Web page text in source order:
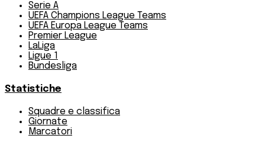
Serie A
UEFA Champions League Teams
UEFA Europa League Teams
Premier League
LaLiga
Ligue 1
Bundesliga
Statistiche
Squadre e classifica
Giornate
Marcatori